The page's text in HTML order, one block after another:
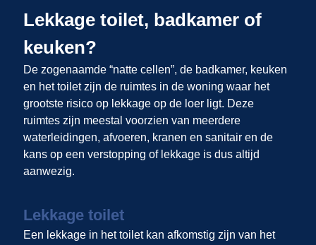
Lekkage toilet, badkamer of
keuken?
De zogenaamde “natte cellen”, de badkamer, keuken
en het toilet zijn de ruimtes in de woning waar het
grootste risico op lekkage op de loer ligt. Deze
ruimtes zijn meestal voorzien van meerdere
waterleidingen, afvoeren, kranen en sanitair en de
kans op een verstopping of lekkage is dus altijd
aanwezig.
Lekkage toilet
Een lekkage in het toilet kan afkomstig zijn van het